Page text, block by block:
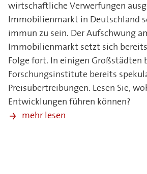
wirtschaftliche Verwerfungen
Immobilienmarkt in Deutschland
immun zu sein. Der Aufschwung
Immobilienmarkt setzt sich
Folge fort. In einigen Großstädten
Forschungsinstitute bereits
Preisübertreibungen. Lesen Sie,
Entwicklungen führen können?
mehr lesen